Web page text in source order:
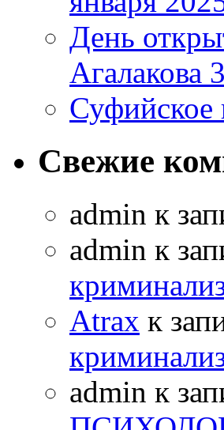
День
Агалакова
Суфийское
Свежие
admin к
admin к
Atrax к
admin к